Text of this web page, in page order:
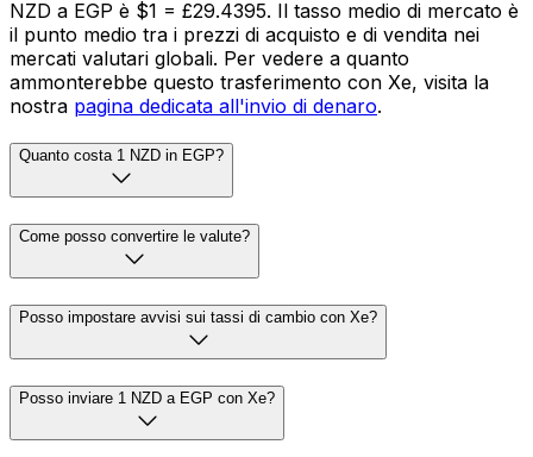
NZD a EGP è $1 = £29.4395. Il tasso medio di mercato è
il punto medio tra i prezzi di acquisto e di vendita nei
mercati valutari globali. Per vedere a quanto
ammonterebbe questo trasferimento con Xe, visita la
nostra pagina dedicata all'invio di denaro.
Quanto costa 1 NZD in EGP?
Come posso convertire le valute?
Posso impostare avvisi sui tassi di cambio con Xe?
Posso inviare 1 NZD a EGP con Xe?